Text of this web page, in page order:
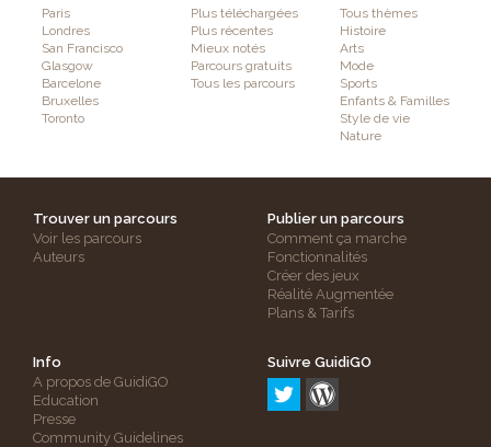
Paris
Londres
San Francisco
Glasgow
Barcelone
Bruxelles
Toronto
Plus téléchargées
Plus récentes
Mieux notés
Parcours gratuits
Tous les parcours
Tous thèmes
Histoire
Arts
Mode
Sports
Enfants & Familles
Style de vie
Nature
Trouver un parcours
Voir les parcours
Auteurs
Publier un parcours
Comment ça marche
Fonctionnalités
Créer des jeux
Réalité Augmentée
Plans & Tarifs
Info
A propos de GuidiGO
Education
Presse
Community Guidelines
Suivre GuidiGO